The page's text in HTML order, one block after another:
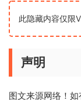
此隐藏内容仅限
声明
图文来源网络！